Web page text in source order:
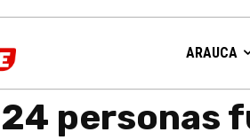
ARAUCA
Inicio
24 personas